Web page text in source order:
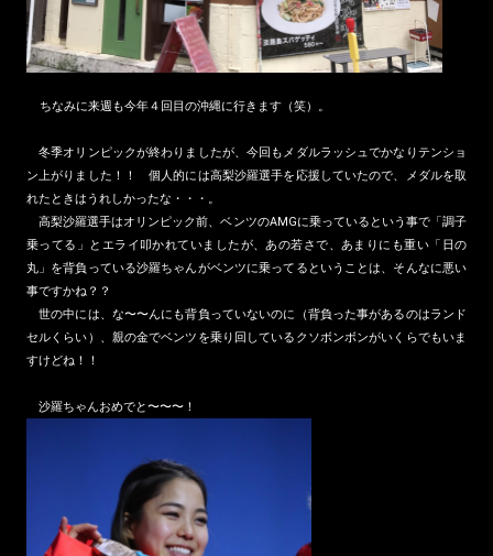
ちなみに来週も今年４回目の沖縄に行きます（笑）。
冬季オリンピックが終わりましたが、今回もメダルラッシュでかなりテンショ
ン上がりました！！ 個人的には高梨沙羅選手を応援していたので、メダルを取
れたときはうれしかったな・・・。
高梨沙羅選手はオリンピック前、ベンツのAMGに乗っているという事で「調子
乗ってる」とエライ叩かれていましたが、あの若さで、あまりにも重い「日の
丸」を背負っている沙羅ちゃんがベンツに乗ってるということは、そんなに悪い
事ですかね？？
世の中には、な〜〜んにも背負っていないのに（背負った事があるのはランド
セルくらい）、親の金でベンツを乗り回しているクソボンボンがいくらでもいま
すけどね！！
沙羅ちゃんおめでと〜〜〜！